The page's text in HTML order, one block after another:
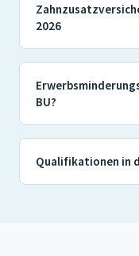
2026
BU?
Qualifikationen in